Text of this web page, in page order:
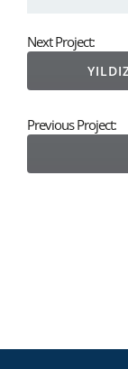
Next Project:
Previous Project: